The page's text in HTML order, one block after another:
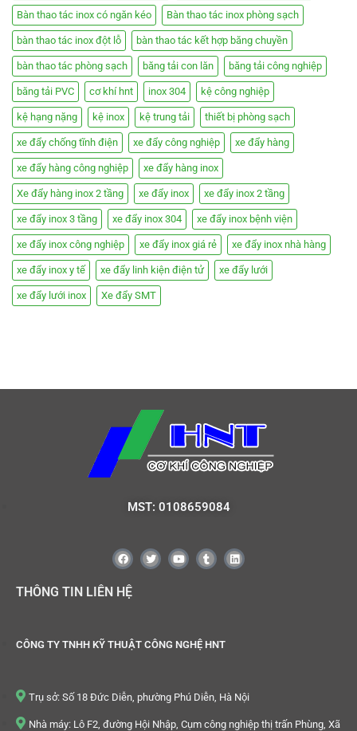
Bàn thao tác inox có ngăn kéo Bàn thao tác inox phòng sạch
bàn thao tác inox đột lỗ bàn thao tác kết hợp băng chuyền
bàn thao tác phòng sạch băng tải con lăn băng tải công nghiệp
băng tải PVC cơ khí hnt inox 304 kệ công nghiệp
kệ hạng nặng kệ inox kệ trung tải thiết bị phòng sạch
xe đẩy chống tĩnh điện xe đẩy công nghiệp xe đẩy hàng
xe đẩy hàng công nghiệp xe đẩy hàng inox
Xe đẩy hàng inox 2 tầng xe đẩy inox xe đẩy inox 2 tầng
xe đẩy inox 3 tầng xe đẩy inox 304 xe đẩy inox bệnh viện
xe đẩy inox công nghiệp xe đẩy inox giá rẻ xe đẩy inox nhà hàng
xe đẩy inox y tế xe đẩy linh kiện điện tử xe đẩy lưới
xe đẩy lưới inox Xe đẩy SMT
MST: 0108659084
THÔNG TIN LIÊN HỆ
CÔNG TY TNHH KỸ THUẬT CÔNG NGHỆ HNT
Trụ sở: Số 18 Đức Diễn, phường Phú Diễn, Hà Nội
Nhà máy: Lô F2, đường Hội Nhập, Cụm công nghiệp thị trấn Phùng, Xã